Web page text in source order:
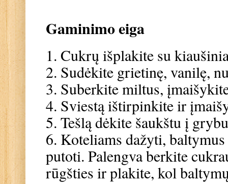
Gaminimo eiga
1. Cukrų išplakite su
2. Sudėkite grietinę, vanilę,
3. Suberkite miltus,
4. Sviestą ištirpinkite ir
5. Tešlą dėkite šaukštu į
6. Koteliams dažyti,
putoti. Palengva berkite
rūgšties ir plakite, kol